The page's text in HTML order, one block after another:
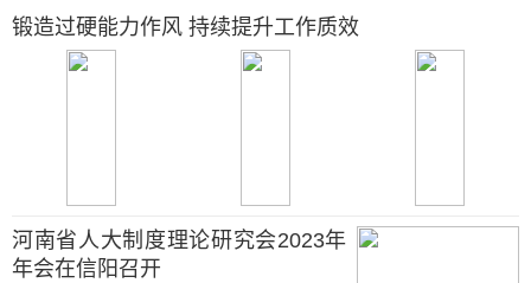
锻造过硬能力作风 持续提升工作质效
河南省人大制度理论研究会2023年
年会在信阳召开